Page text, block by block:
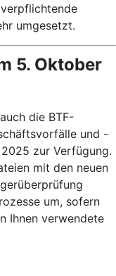
umgesetzt.
5. Oktober
die BTF-
und -
zur Verfügung.
mit den neuen
um, sofern
Ihnen verwendete